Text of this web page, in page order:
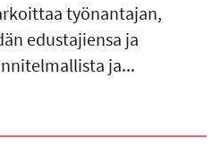
työnantajan,
edustajiensa ja
ja...